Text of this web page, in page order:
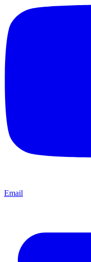
Email